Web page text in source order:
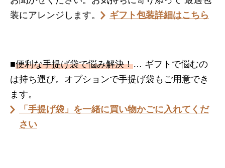
装にアレンジします。
ギフト包装詳細はこちら
■便利な手提げ袋で悩み解決！… ギフトで悩むの
は持ち運び。オプションで手提げ袋もご用意でき
ます。
「手提げ袋」を一緒に買い物かごに入れてくだ
さい